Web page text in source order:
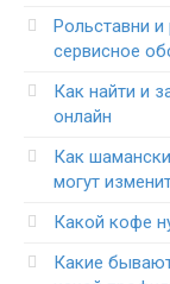
Рольставни
сервисное
Как найти и
онлайн
Как
могут
Какой кофе
Какие